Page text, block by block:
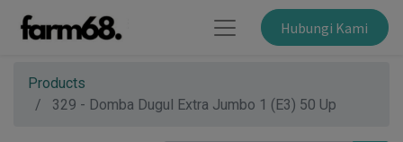
Hubungi Kami
Products
329 - Domba Dugul Extra Jumbo 1 (E3) 50 Up